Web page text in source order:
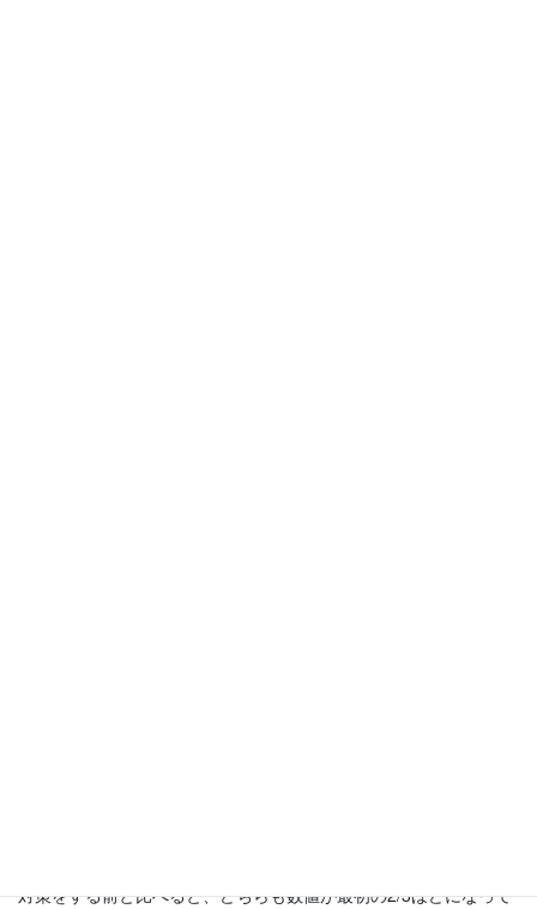
対策をする前と比べると、どちらも数値が最初の2/3ほどになって